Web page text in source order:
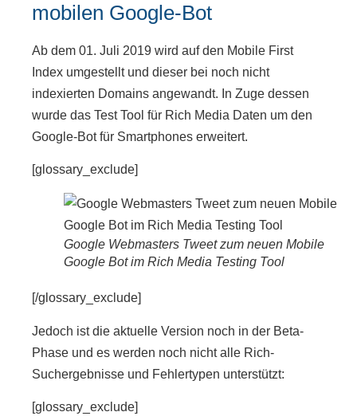
mobilen Google-Bot
Ab dem 01. Juli 2019 wird auf den Mobile First
Index umgestellt und dieser bei noch nicht
indexierten Domains angewandt. In Zuge dessen
wurde das Test Tool für Rich Media Daten um den
Google-Bot für Smartphones erweitert.
[glossary_exclude]
Google Webmasters Tweet zum neuen Mobile
Google Bot im Rich Media Testing Tool
[/glossary_exclude]
Jedoch ist die aktuelle Version noch in der Beta-
Phase und es werden noch nicht alle Rich-
Suchergebnisse und Fehlertypen unterstützt:
[glossary_exclude]